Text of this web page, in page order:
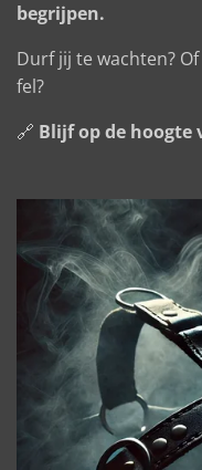
begrijpen.
Durf jij te wachten?
fel?
🔗 Blijf op de hoogte